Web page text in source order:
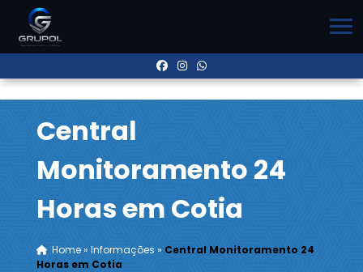
Central
Monitoramento 24
Horas em Cotia
Home» Informações » Central Monitoramento 24
Horas em Cotia